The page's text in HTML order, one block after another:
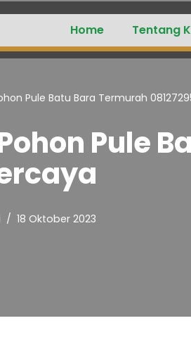
Home Tentang
Pule Batu Bara Termurah
Pule
18 Oktober 2023